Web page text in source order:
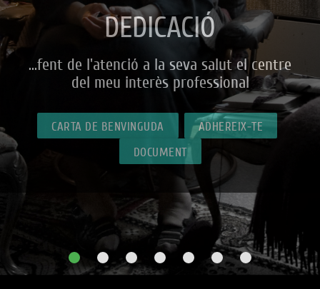
DEDICACIÓ
...fent de l'atenció a la seva salut el centre
del meu interès professional
CARTA DE BENVINGUDA
ADHEREIX-TE
DOCUMENT